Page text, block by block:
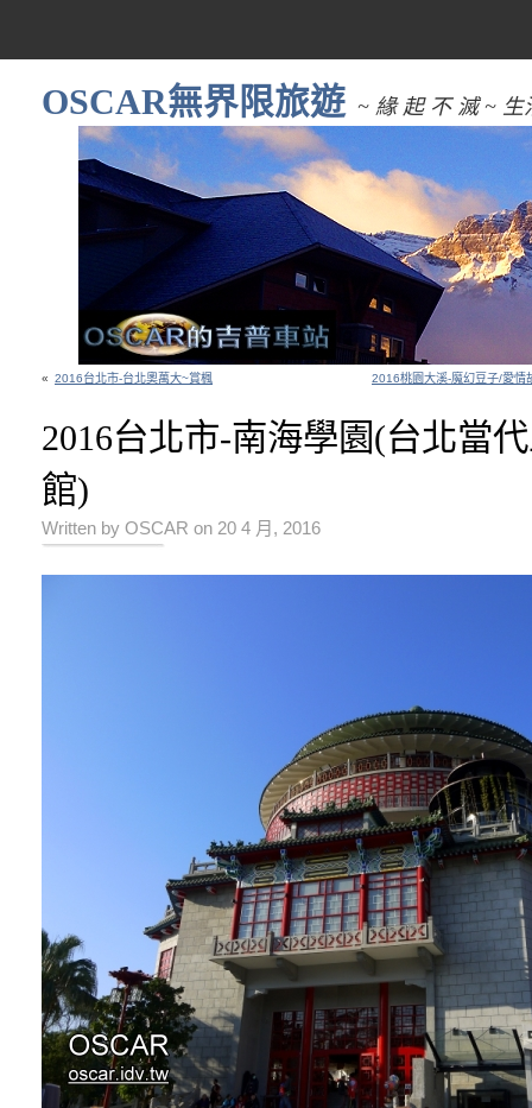
OSCAR無界限旅遊 ~ 緣 起 不 滅 ~ 生
« 2016台北市-台北奧萬大~賞楓 2016桃園大溪-魔幻豆子/愛情
2016台北市-南海學園(台北當
館)
Written by OSCAR on 20 4 月, 2016